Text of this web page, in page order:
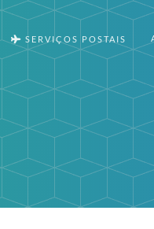
SERVIÇOS POSTAIS